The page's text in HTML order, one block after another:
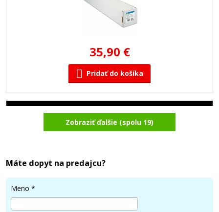
35,90 €
Pridať do košíka
Kotúč s fotopapierom HP Coated Paper, 594 mm x
45,7 m, 90 g/m², poťahovaný, pre atramentové
tlačiarne (Q1442A)
Zobraziť ďalšie (spolu 19)
Máte dopyt na predajcu?
Meno *